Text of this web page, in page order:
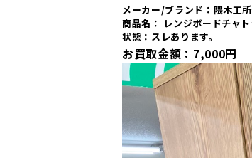
メーカー/ブランド：隈木工所
商品名： レンジボードチャ
状態：スレあります。
お買取金額：7,000円